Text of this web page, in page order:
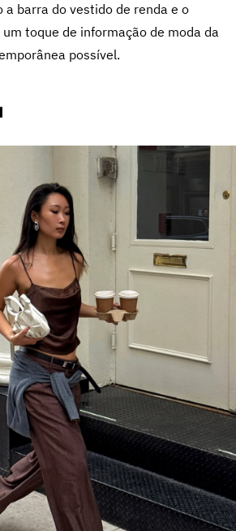
barra do vestido de renda e o
toque de informação de moda da
possível.